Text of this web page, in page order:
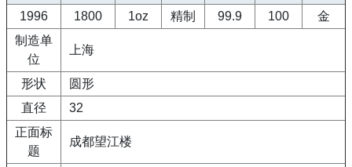
1996 1800 1oz 精制 99.9 100
金
制造单
位
上海
形状
圆形
直径
32
正面标
题
成都望江楼